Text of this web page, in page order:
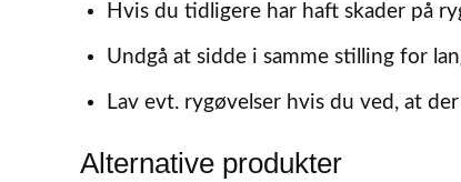
Hvis du tidligere har haft skader på
Undgå at sidde i samme stilling for
Lav evt. rygøvelser hvis du ved, at
Alternative produkter